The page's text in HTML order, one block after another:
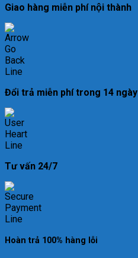
Giao hàng miễn phí nội thành
Đổi trả miễn phí trong 14 ngày
Tư vấn 24/7
Hoàn trả 100% hàng lỗi